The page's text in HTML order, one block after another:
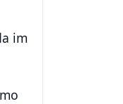
im